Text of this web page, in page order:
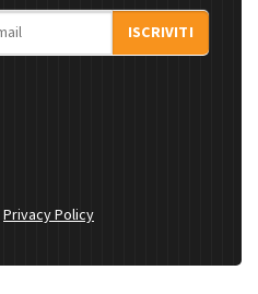
ISCRIVITI
Privacy Policy